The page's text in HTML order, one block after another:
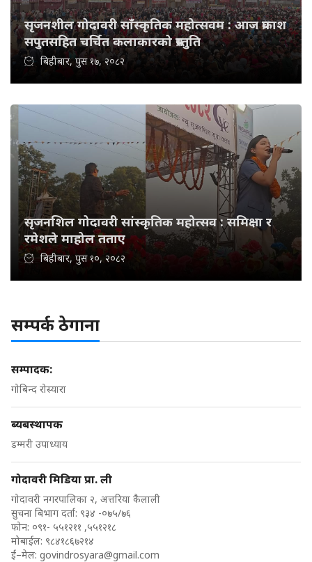
सृजनशील गोदावरी साँस्कृतिक महोत्सवम : आज प्रकाश
सपुतसहित चर्चित कलाकारको प्रस्तुति
बिहीबार, पुस १७, २०८२
सृजनशिल गोदावरी सांस्कृतिक महोत्सव : समिक्षा र
रमेशले माहोल तताए
बिहीबार, पुस १०, २०८२
सम्पर्क ठेगाना
सम्पादक:
गोबिन्द रोस्यारा
ब्यबस्थापक
डम्मरी उपाध्याय
गोदावरी मिडिया प्रा. ली
गोदावरी नगरपालिका २, अत्तरिया कैलाली
सुचना बिभाग दर्ता: ९३४ -०७५/७६
फोन: ०९१- ५५१२११ ,५५१२१८
मोबाईल: ९८४१८६७२१४
ई–मेल: govindrosyara@gmail.com